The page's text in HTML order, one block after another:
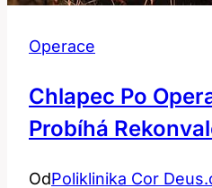
Operace
Chlapec Po
Probíhá
OdPoliklinika Cor